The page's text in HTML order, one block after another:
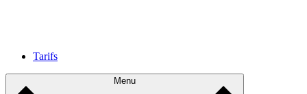
Tarifs
Menu